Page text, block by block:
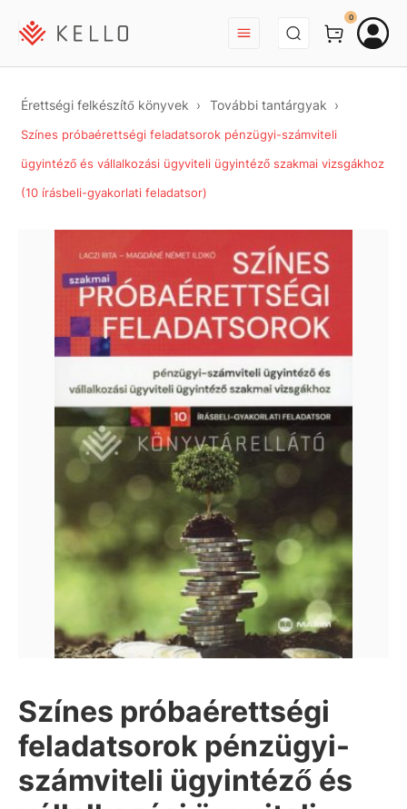
BEJELENTKEZÉS
0
Érettségi felkészítő könyvek További tantárgyak
Színes próbaérettségi feladatsorok pénzügyi-számviteli
ügyintéző és vállalkozási ügyviteli ügyintéző szakmai vizsgákhoz
(10 írásbeli-gyakorlati feladatsor)
Színes próbaérettségi
feladatsorok pénzügyi-
számviteli ügyintéző és